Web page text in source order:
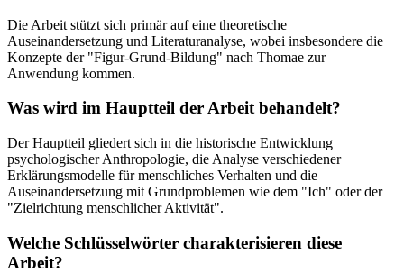
Die Arbeit stützt sich primär auf eine theoretische
Auseinandersetzung und Literaturanalyse, wobei insbesondere die
Konzepte der "Figur-Grund-Bildung" nach Thomae zur
Anwendung kommen.
Was wird im Hauptteil der Arbeit behandelt?
Der Hauptteil gliedert sich in die historische Entwicklung
psychologischer Anthropologie, die Analyse verschiedener
Erklärungsmodelle für menschliches Verhalten und die
Auseinandersetzung mit Grundproblemen wie dem "Ich" oder der
"Zielrichtung menschlicher Aktivität".
Welche Schlüsselwörter charakterisieren diese
Arbeit?